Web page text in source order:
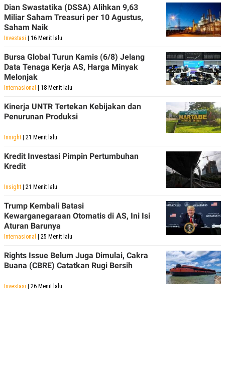
Dian Swastatika (DSSA) Alihkan 9,63
Miliar Saham Treasuri per 10 Agustus,
Saham Naik
Investasi | 16 Menit lalu
Bursa Global Turun Kamis (6/8) Jelang
Data Tenaga Kerja AS, Harga Minyak
Melonjak
Internasional | 18 Menit lalu
Kinerja UNTR Tertekan Kebijakan dan
Penurunan Produksi
Insight | 21 Menit lalu
Kredit Investasi Pimpin Pertumbuhan
Kredit
Insight | 21 Menit lalu
Trump Kembali Batasi
Kewarganegaraan Otomatis di AS, Ini Isi
Aturan Barunya
Internasional | 25 Menit lalu
Rights Issue Belum Juga Dimulai, Cakra
Buana (CBRE) Catatkan Rugi Bersih
Investasi | 26 Menit lalu